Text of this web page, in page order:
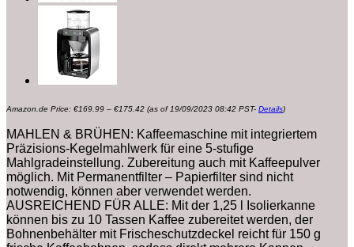
Amazon.de Price: €169.99 – €175.42 €169.99
€175.42
(as of 19/09/2023 08:42 PST- Details)
MAHLEN & BRÜHEN: Kaffeemaschine mit integriertem
Präzisions-Kegelmahlwerk für eine 5-stufige
Mahlgradeinstellung. Zubereitung auch mit Kaffeepulver
möglich. Mit Permanentfilter – Papierfilter sind nicht
notwendig, können aber verwendet werden.
AUSREICHEND FÜR ALLE: Mit der 1,25 l Isolierkanne
können bis zu 10 Tassen Kaffee zubereitet werden, der
Bohnenbehälter mit Frischeschutzdeckel reicht für 150 g